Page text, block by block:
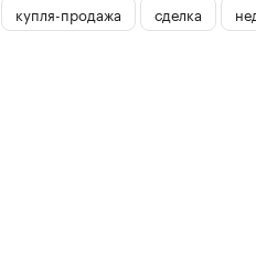
купля-продажа сделка